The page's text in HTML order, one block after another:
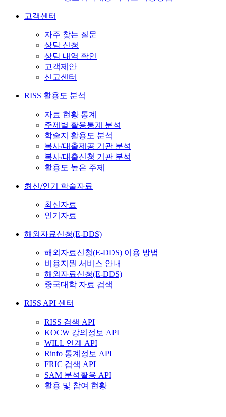
고객센터
자주 찾는 질문
상담 신청
상담 내역 확인
고객제안
신고센터
RISS 활용도 분석
자료 현황 통계
주제별 활용통계 분석
학술지 활용도 분석
복사/대출제공 기관 분석
복사/대출신청 기관 분석
활용도 높은 주제
최신/인기 학술자료
최신자료
인기자료
해외자료신청(E-DDS)
해외자료신청(E-DDS) 이용 방법
비용지원 서비스 안내
해외자료신청(E-DDS)
중국대학 자료 검색
RISS API 센터
RISS 검색 API
KOCW 강의정보 API
WILL 연계 API
Rinfo 통계정보 API
FRIC 검색 API
SAM 분석활용 API
활용 및 참여 현황